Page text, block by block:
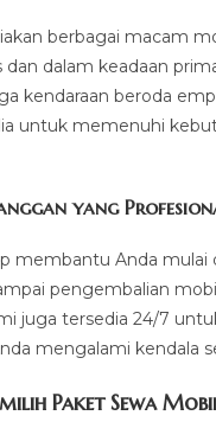
berbagai macam
dalam keadaan
kendaraan beroda
untuk memenuhi
yang
membantu Anda mulai
pengembalian
juga tersedia 24/7
mengalami kendala
Paket Sewa